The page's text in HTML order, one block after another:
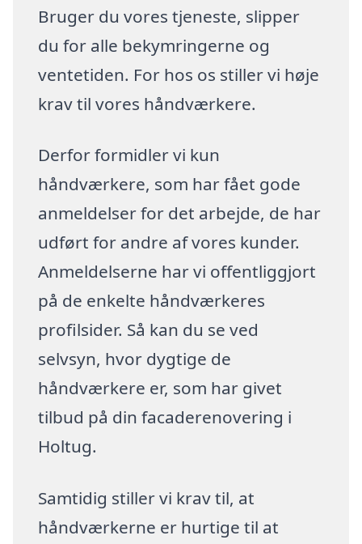
Bruger du vores tjeneste, slipper
du for alle bekymringerne og
ventetiden. For hos os stiller vi høje
krav til vores håndværkere.
Derfor formidler vi kun
håndværkere, som har fået gode
anmeldelser for det arbejde, de har
udført for andre af vores kunder.
Anmeldelserne har vi offentliggjort
på de enkelte håndværkeres
profilsider. Så kan du se ved
selvsyn, hvor dygtige de
håndværkere er, som har givet
tilbud på din facaderenovering i
Holtug.
Samtidig stiller vi krav til, at
håndværkerne er hurtige til at